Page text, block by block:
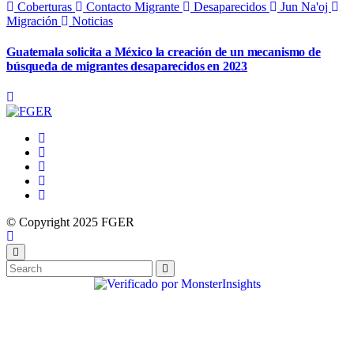
Coberturas Contacto Migrante Desaparecidos
Jun Na'oj
Migración
Noticias
Guatemala solicita a México la creación de un mecanismo de
búsqueda de migrantes desaparecidos en 2023
© Copyright 2025 FGER